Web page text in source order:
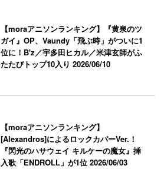
【moraアニソンランキング】『黄泉のツ
ガイ』OP、Vaundy「飛ぶ時」がついに1
位に！B'z／宇多田ヒカル／米津玄師がふ
たたびトップ10入り2026/06/10
【moraアニソンランキング】
[Alexandros]によるロックカバーVer.！
『閃光のハサウェイ キルケーの魔女』挿
入歌「ENDROLL」が1位2026/06/03